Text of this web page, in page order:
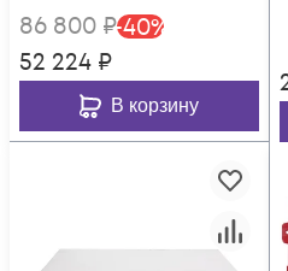
86 800 ₽-40%
52 224 ₽
В корзину